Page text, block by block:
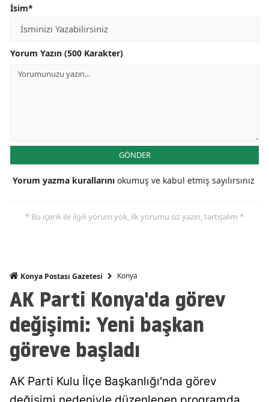
Manisa
Mardin
Nevşehir
Niğde
Sakarya
İsim*
Yorum Yazın (500 Karakter)
GÖNDER
Yorum yazma kurallarını okumuş ve kabul etmiş sayılırsınız
* Bu içerik ile ilgili yorum yok, ilk yorumu siz yazın, tartışalım *
Konya Postası Gazetesi Konya
AK Parti Konya'da görev
değişimi: Yeni başkan
göreve başladı
AK Parti Kulu İlçe Başkanlığı'nda görev